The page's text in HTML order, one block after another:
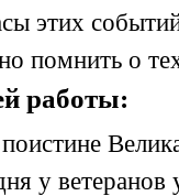
этих
помнить о
работы:
у ветеранов